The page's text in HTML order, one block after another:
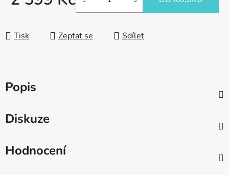
Tisk Zeptat se Sdílet
Popis
Diskuze
Hodnocení